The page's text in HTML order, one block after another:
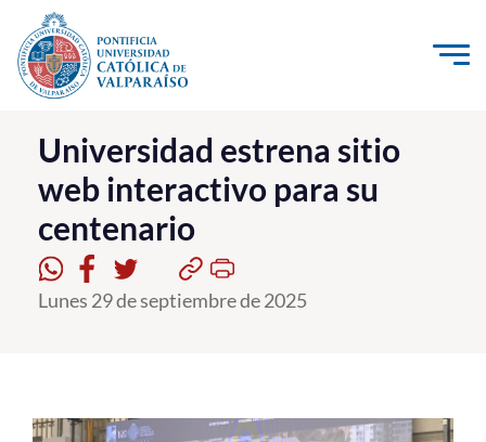
Click acá para ir directamente al contenido
La Universidad
Investigación, Creación e Innovación
PUCV Internacional
Vinculación con el Medio
Postgrado
Universidad estrena sitio
web interactivo para su
centenario
Lunes 29 de septiembre de 2025